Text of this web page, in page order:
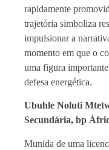
rapidamente
trajetória simboliza
impulsionar a
momento em que o
uma figura
defesa energética.
Ubuhle Noluti
Secundária, bp
Munida de uma